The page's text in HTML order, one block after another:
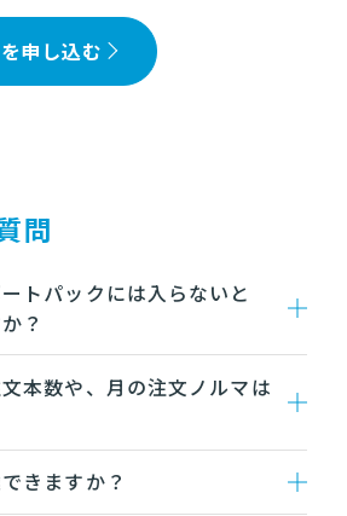
申し込む
問
トパックには入らないと
？
本数や、月の注文ノルマは
きますか？